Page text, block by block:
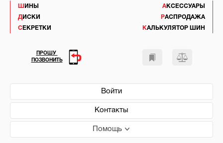
ШИНЫ
ДИСКИ
СЕКРЕТКИ
АКСЕССУАРЫ
РАСПРОДАЖА
КАЛЬКУЛЯТОР ШИН
Войти
Контакты
Помощь
ПРОШУ
ПОЗВОНИТЬ